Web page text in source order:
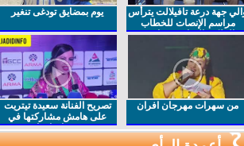
جهة درعة تافيلالت يترأس
مراسم الإنصات للخطاب
الملكي السامي بمناسبة
يوم بمضايق تودغى تنغير
من سهرات مهرجان افران
تصريح الفنانة سعيدة تيتريت
على هامش مشاركتها في
مهرجان افران